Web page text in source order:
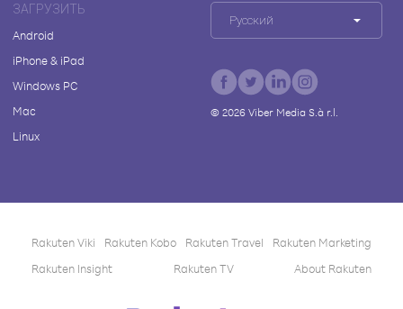
ЗАГРУЗИТЬ
Android
iPhone & iPad
Windows PC
Mac
Linux
Русский
© 2026Viber Media S.à r.l.
Rakuten Viki Rakuten Kobo Rakuten Travel
Rakuten Marketing
Rakuten Insight
Rakuten TV About Rakuten